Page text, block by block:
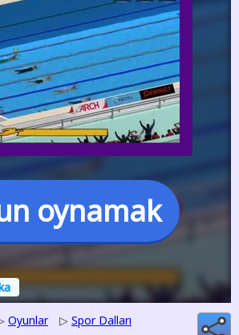
oynamak
Oyunlar ▷ Spor Dalları